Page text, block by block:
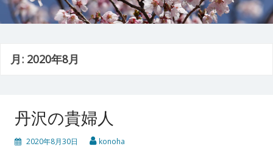
月: 2020年8月
丹沢の貴婦人
2020年8月30日 konoha